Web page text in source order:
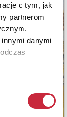
o tym, jak
partnerom
danymi